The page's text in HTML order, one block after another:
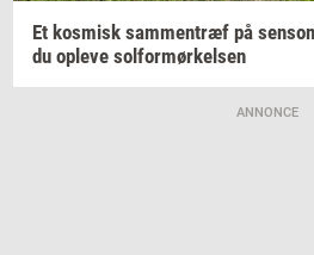
Et kos­misk sam­men­træf på
du op­le­ve sol­for­mør­kel­sen
ANNONCE